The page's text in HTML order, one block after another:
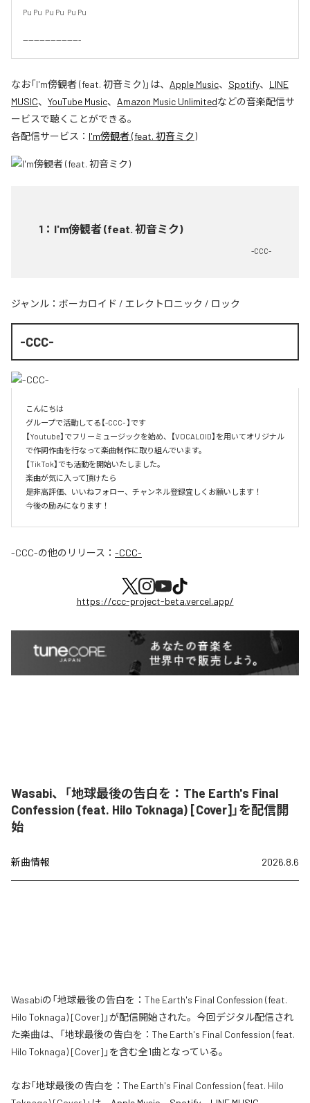
Pu Pu  Pu Pu  Pu Pu
---------------------
なお「I'm傍観者 (feat. 初音ミク)」は、 Apple Music、 Spotify、 LINE
MUSIC、 YouTube Music、 Amazon Music Unlimitedなどの音楽配信サ
ービスで聴くことができる。
各配信サービス： I'm傍観者 (feat. 初音ミク)
1 ： I'm傍観者 (feat. 初音ミク)
-CCC-
ジャンル： ボーカロイド / エレクトロニック / ロック
-CCC-
こんにちは
グループで活動してる【-CCC- 】です
【Youtube】でフリーミュージックを始め、【VOCALOID】を用いてオリジナル
で作詞作曲を行なって楽曲制作に取り組んでいます。
【TikTok】でも活動を開始いたしました。
楽曲が気に入って頂けたら
是非高評価、いいねフォロー、チャンネル登録宜しくお願いします！
今後の励みになります！
-CCC-の他のリリース： -CCC-
https://ccc-project-beta.vercel.app/
Wasabi、「地球最後の告白を：The Earth's Final
Confession (feat. Hilo Toknaga) [Cover]」を配信開
始
新曲情報 2026.8.6
Wasabiの「地球最後の告白を：The Earth's Final Confession (feat.
Hilo Toknaga) [Cover]」が配信開始された。今回デジタル配信され
た楽曲は、「地球最後の告白を：The Earth's Final Confession (feat.
Hilo Toknaga) [Cover]」を含む全1曲となっている。
なお「地球最後の告白を：The Earth's Final Confession (feat. Hilo